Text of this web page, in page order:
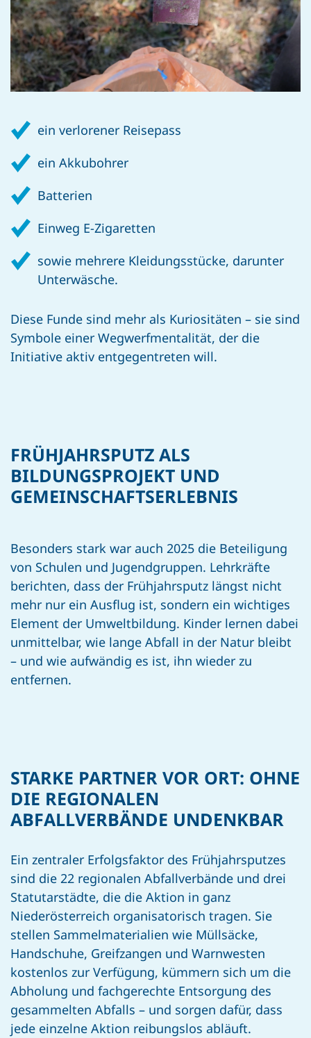
ein verlorener Reisepass
ein Akkubohrer
Batterien
Einweg E-Zigaretten
sowie mehrere Kleidungsstücke, darunter
Unterwäsche.
Diese Funde sind mehr als Kuriositäten – sie sind
Symbole einer Wegwerfmentalität, der die
Initiative aktiv entgegentreten will.
FRÜHJAHRSPUTZ ALS
BILDUNGSPROJEKT UND
GEMEINSCHAFTSERLEBNIS
Besonders stark war auch 2025 die Beteiligung
von Schulen und Jugendgruppen. Lehrkräfte
berichten, dass der Frühjahrsputz längst nicht
mehr nur ein Ausflug ist, sondern ein wichtiges
Element der Umweltbildung. Kinder lernen dabei
unmittelbar, wie lange Abfall in der Natur bleibt
– und wie aufwändig es ist, ihn wieder zu
entfernen.
STARKE PARTNER VOR ORT: OHNE
DIE REGIONALEN
ABFALLVERBÄNDE UNDENKBAR
Ein zentraler Erfolgsfaktor des Frühjahrsputzes
sind die 22 regionalen Abfallverbände und drei
Statutarstädte, die die Aktion in ganz
Niederösterreich organisatorisch tragen. Sie
stellen Sammelmaterialien wie Müllsäcke,
Handschuhe, Greifzangen und Warnwesten
kostenlos zur Verfügung, kümmern sich um die
Abholung und fachgerechte Entsorgung des
gesammelten Abfalls – und sorgen dafür, dass
jede einzelne Aktion reibungslos abläuft.